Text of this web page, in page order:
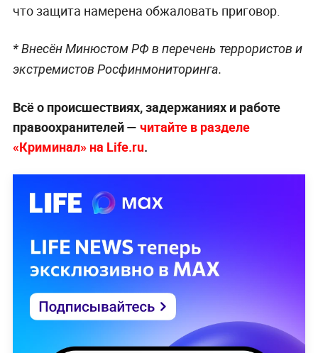
что защита намерена обжаловать приговор.
* Внесён Минюстом РФ в перечень террористов и
экстремистов Росфинмониторинга.
Всё о происшествиях, задержаниях и работе
правоохранителей — читайте в разделе
«Криминал» на Life.ru.